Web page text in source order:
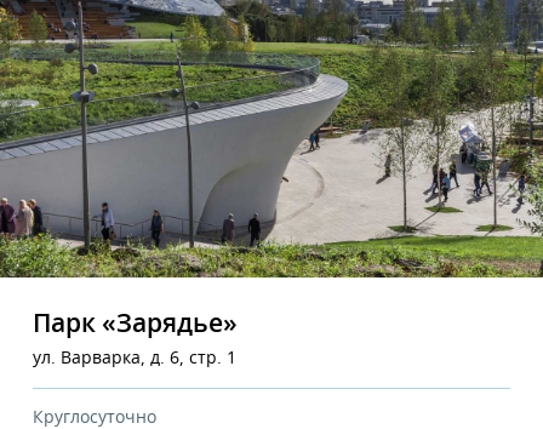
Парк «Зарядье»
ул. Варварка, д. 6, стр. 1
Круглосуточно